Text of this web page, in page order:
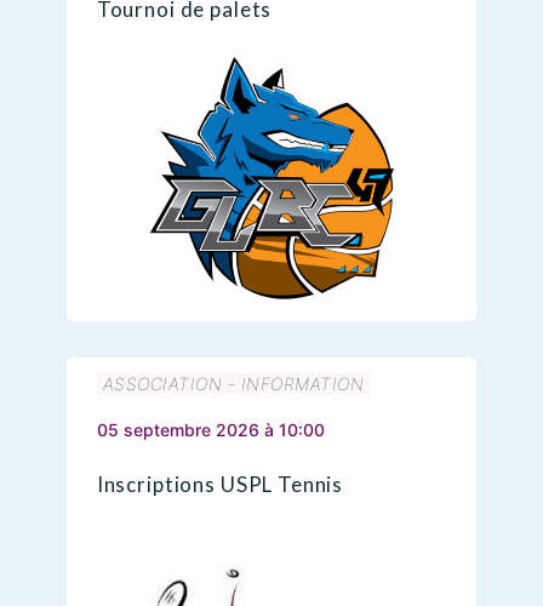
Tournoi de palets
ASSOCIATION - INFORMATION
05 septembre 2026 à 10:00
Inscriptions USPL Tennis